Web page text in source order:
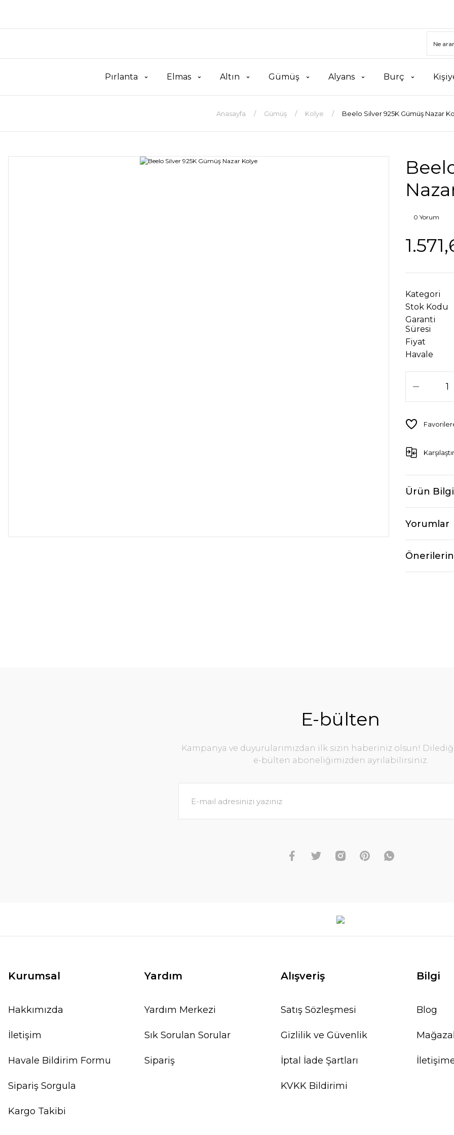
Pırlanta Elmas Altın Gümüş Alyans Burç
Anasayfa Gümüş Kolye Beelo Silver 925K Gümüş Nazar
0 Yorum
Kategori
Stok Kodu
Garanti
Süresi
Fiyat
Havale
Karşılaştır
Ürün
Yorumlar
E-bülten
Kampanya ve duyurularımızdan ilk sizin haberiniz olsun!
e-bülten aboneliğimizden ayrılabilirsiniz.
Kurumsal
Hakkımızda
İletişim
Havale Bildirim Formu
Sipariş Sorgula
Kargo Takibi
Yardım
Yardım Merkezi
Sık Sorulan Sorular
Sipariş
Alışveriş
Satış Sözleşmesi
Gizlilik ve Güvenlik
İptal İade Şartları
KVKK Bildirimi
Bilgi
Blog